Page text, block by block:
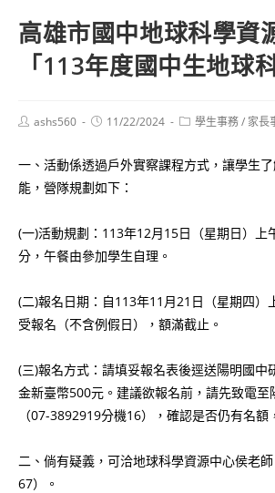
高雄市國中地球科學資
「113年度國中生地球
Postashs560
Post11/22/2024
Post學生事務/ 家長
一、活動係透過戶外實察課程方式，讓學生
能，營隊規劃如下：
(一)活動規劃：113年12月15日（星期日）上
分，午餐由參加學生自理。
(二)報名日期：自113年11月21日（星期四）
受報名（不含例假日），額滿截止。
(三)報名方式：請填妥報名表後逕送陽明國中
金新臺幣500元。建議欲報名前，請先致電至
（07-3892919分機16），確認是否仍有名額
二、倘有疑義，可洽地球科學資源中心侯老
67）。